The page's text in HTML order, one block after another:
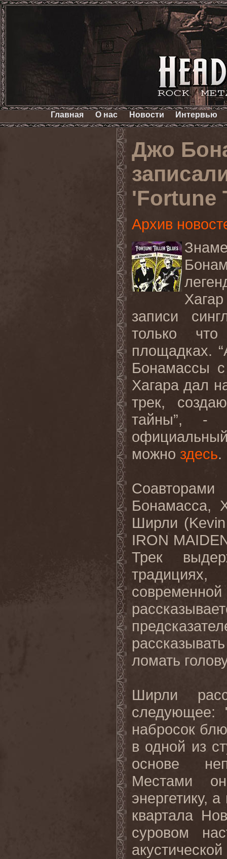
Главная О нас Новости Интервью
Джо
'Fortune
Архив
записи
только
площадках.
Бонамассы
Хагара дал
трек,
тайны”, -
можно здесь.
Соавторами
Бонамасса,
Ширли
IRON
Трек
ломать
Ширли
следующее:
набросок
в одной из
основе
Местами
энергетику, а
квартала
суровом